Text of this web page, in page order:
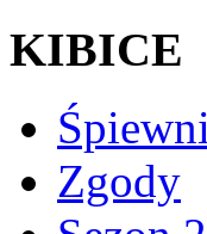
KIBICE
Zgody